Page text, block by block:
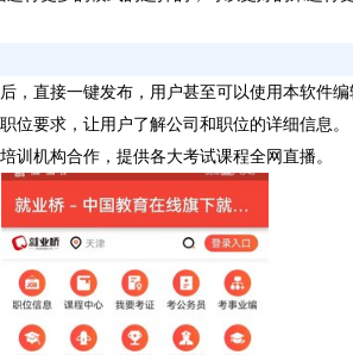
，直接一键发布，用户甚至可以使用本软件编
位要求，让用户了解公司和职位的详细信息。
训机构合作，提供各大考试课程全网直播。